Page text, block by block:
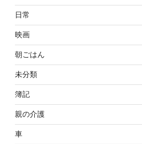
日常
映画
朝ごはん
未分類
簿記
親の介護
車